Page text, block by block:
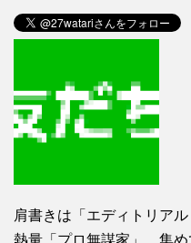
肩書きは「エディトリア
熱量「プロ無謀家」。集